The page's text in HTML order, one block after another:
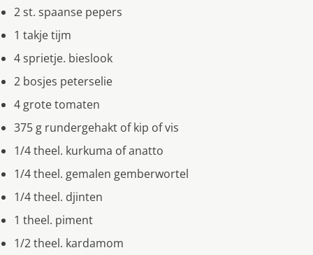
2 st. spaanse pepers
1 takje tijm
4 sprietje. bieslook
2 bosjes peterselie
4 grote tomaten
375 g rundergehakt of kip of vis
1/4 theel. kurkuma of anatto
1/4 theel. gemalen gemberwortel
1/4 theel. djinten
1 theel. piment
1/2 theel. kardamom